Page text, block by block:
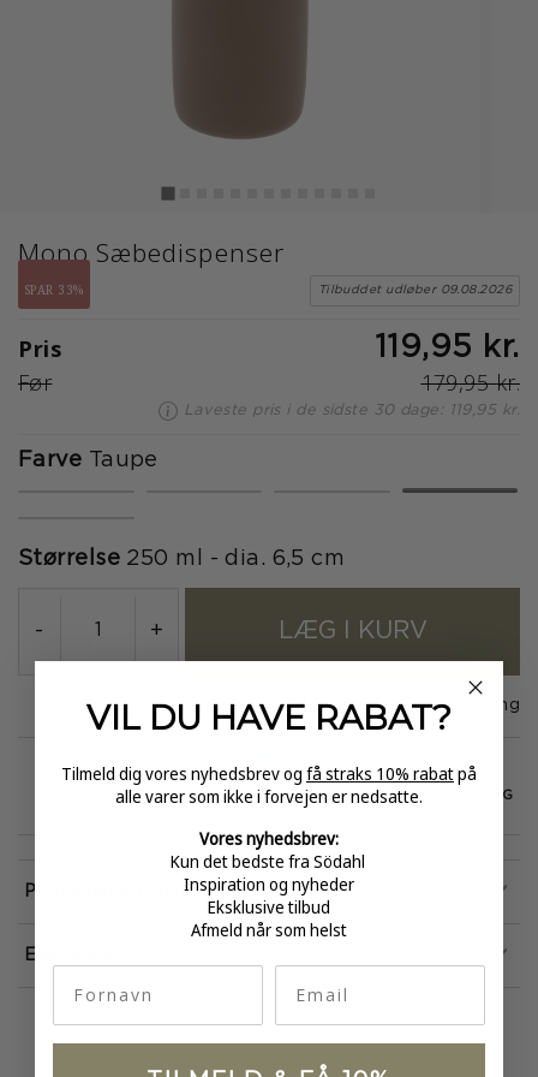
Mono Sæbedispenser
SPAR 33% Tilbuddet udløber 09.08.2026
Pris 119,95 kr.
Før 179,95 kr.
Laveste pris i de sidste 30 dage: 119,95 kr.
Farve Taupe
valgte
Størrelse 250 ml - dia. 6,5 cm
- + LÆG I KURV
På lager 1-3 dages levering
GRATIS FRAGT
E-MÆRKET
certificeret
HURTIG LEVERING
Egenskaber
Produktinformation
VIL DU HAVE RABAT?
Tilmeld dig vores nyhedsbrev og få straks 10% rabatpå
alle varer som ikke i forvejen er nedsatte.
Vores nyhedsbrev:
Kun det bedste fra Södahl
Inspiration og nyheder
Eksklusive tilbud
Afmeld når som helst